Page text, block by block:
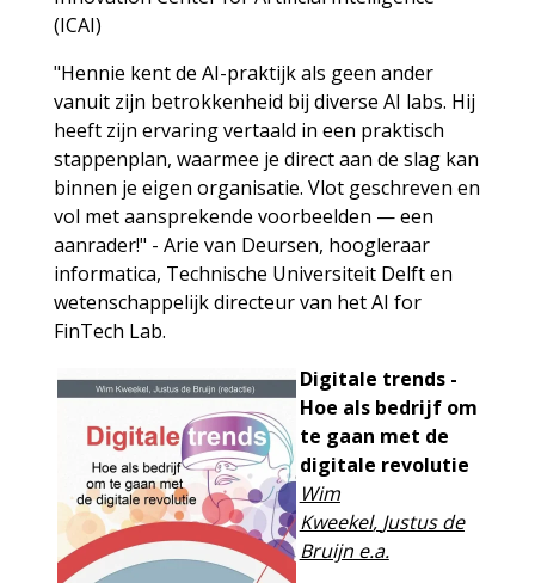
(ICAI)
"Hennie kent de AI-praktijk als geen ander
vanuit zijn betrokkenheid bij diverse AI labs. Hij
heeft zijn ervaring vertaald in een praktisch
stappenplan, waarmee je direct aan de slag kan
binnen je eigen organisatie. Vlot geschreven en
vol met aansprekende voorbeelden — een
aanrader!" - Arie van Deursen, hoogleraar
informatica, Technische Universiteit Delft en
wetenschappelijk directeur van het AI for
FinTech Lab.
Digitale trends -
Hoe als bedrijf om
te gaan met de
digitale revolutie
Wim
Kweekel, Justus de
Bruijne.a.